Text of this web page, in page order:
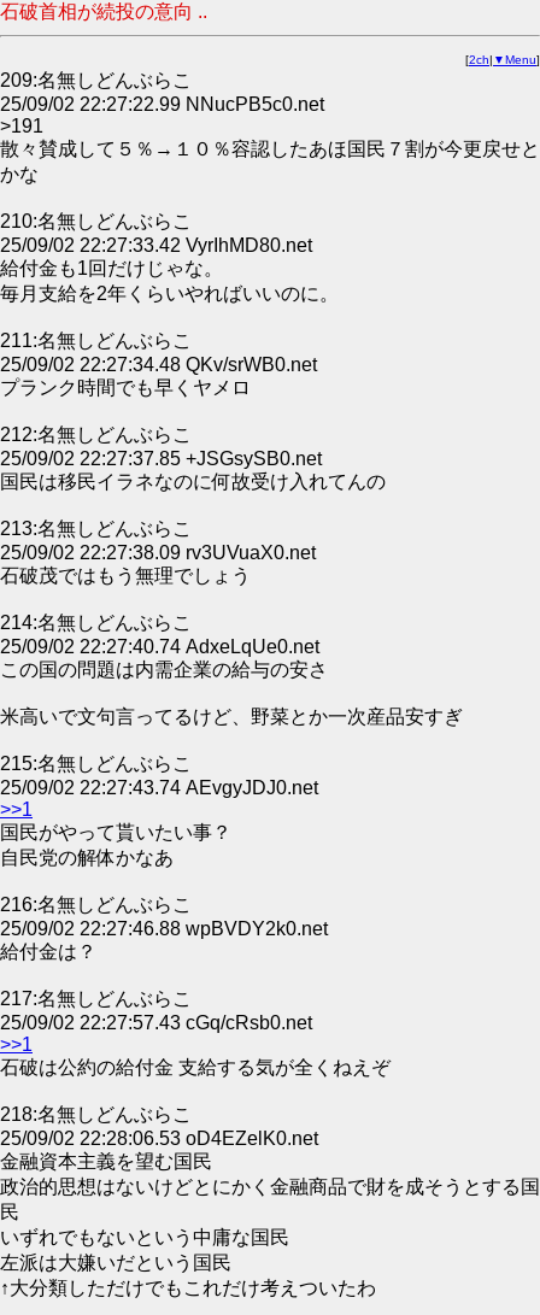
石破首相が続投の意向 ..
[2ch| ▼Menu]
209:名無しどんぶらこ
25/09/02 22:27:22.99 NNucPB5c0.net
>191
散々賛成して５％→１０％容認したあほ国民７割が今更戻せと
かな
210:名無しどんぶらこ
25/09/02 22:27:33.42 VyrIhMD80.net
給付金も1回だけじゃな。
毎月支給を2年くらいやればいいのに。
211:名無しどんぶらこ
25/09/02 22:27:34.48 QKv/srWB0.net
プランク時間でも早くヤメロ
212:名無しどんぶらこ
25/09/02 22:27:37.85 +JSGsySB0.net
国民は移民イラネなのに何故受け入れてんの
213:名無しどんぶらこ
25/09/02 22:27:38.09 rv3UVuaX0.net
石破茂ではもう無理でしょう
214:名無しどんぶらこ
25/09/02 22:27:40.74 AdxeLqUe0.net
この国の問題は内需企業の給与の安さ
米高いで文句言ってるけど、野菜とか一次産品安すぎ
215:名無しどんぶらこ
25/09/02 22:27:43.74 AEvgyJDJ0.net
>>1
国民がやって貰いたい事？
自民党の解体かなあ
216:名無しどんぶらこ
25/09/02 22:27:46.88 wpBVDY2k0.net
給付金は？
217:名無しどんぶらこ
25/09/02 22:27:57.43 cGq/cRsb0.net
>>1
石破は公約の給付金 支給する気が全くねえぞ
218:名無しどんぶらこ
25/09/02 22:28:06.53 oD4EZelK0.net
金融資本主義を望む国民
政治的思想はないけどとにかく金融商品で財を成そうとする国
民
いずれでもないという中庸な国民
左派は大嫌いだという国民
↑大分類しただけでもこれだけ考えついたわ